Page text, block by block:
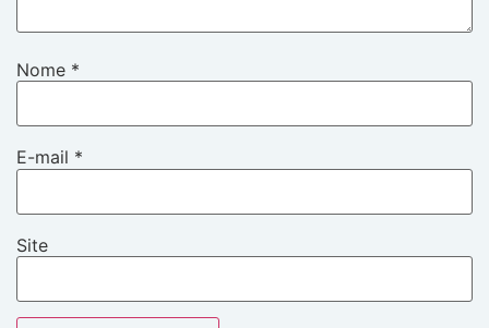
Nome *
E-mail *
Site